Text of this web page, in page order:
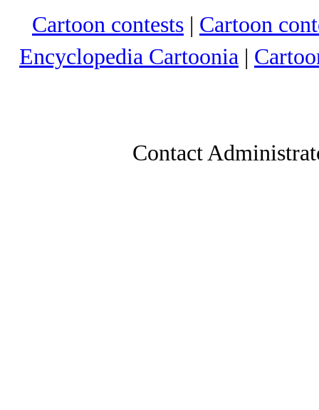
Cartoon contests | Cartoon
Encyclopedia Cartoonia |
Contact